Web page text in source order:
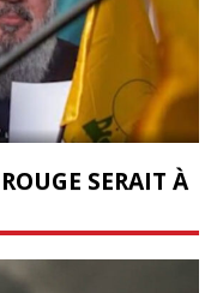
SERAIT À